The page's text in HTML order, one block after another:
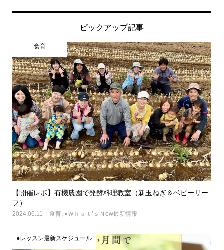
ピックアップ記事
食育
【開催レポ】有機農園で発酵料理教室（新玉ねぎ＆ベビーリー
フ）
2024.06.11 食育, ●Ｗｈａｔ’ｓＮew最新情報
●レッスン最新スケジュール